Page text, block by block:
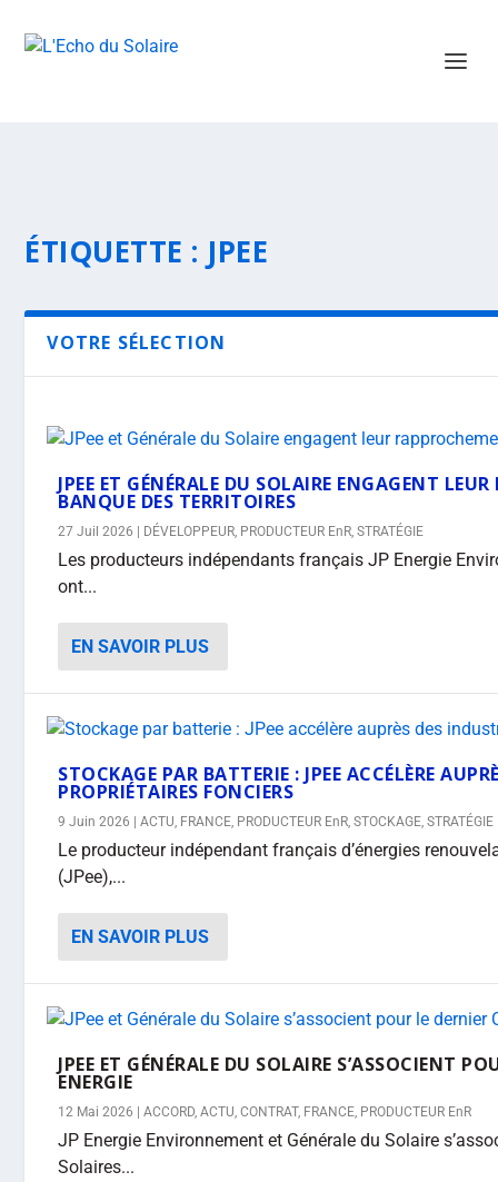
ÉTIQUETTE : JPEE
VOTRE SÉLECTION
JPEE ET GÉNÉRALE DU SOLAIRE ENGAGENT
BANQUE DES TERRITOIRES
27 Juil 2026 DÉVELOPPEUR, PRODUCTEUR EnR,STRATÉGIE
Les producteurs indépendants français JP Energie
ont...
EN SAVOIR PLUS
STOCKAGE PAR BATTERIE : JPEE ACCÉLÈRE
PROPRIÉTAIRES FONCIERS
9 Juin 2026 |ACTU, FRANCE, PRODUCTEUR EnR,STOCKAGE,STRATÉGIE
Le producteur indépendant français d’énergies
(JPee),...
EN SAVOIR PLUS
JPEE ET GÉNÉRALE DU SOLAIRE S’ASSOCIENT
ENERGIE
12 Mai 2026 |ACCORD,ACTU,CONTRAT, FRANCE, PRODUCTEUR EnR
JP Energie Environnement et Générale du Solaire
Solaires...